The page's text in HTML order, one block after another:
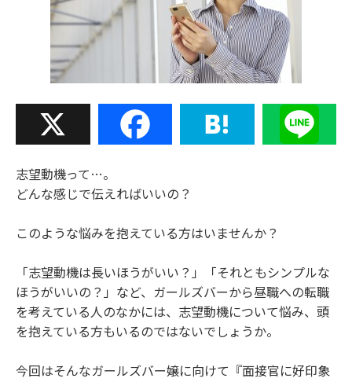
Facebook Hatena Line
志望動機って…。
どんな感じで伝えればいいの？
このような悩みを抱えている方はいませんか？
「志望動機は長いほうがいい？」「それともシンプルな
ほうがいいの？」など、ガールズバーから昼職への転職
を考えている人のなかには、志望動機について悩み、頭
を抱えている方もいるのではないでしょうか。
今回はそんなガールズバー嬢に向けて『面接官に好印象